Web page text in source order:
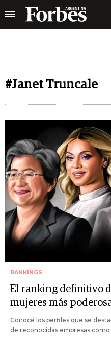
#Janet Truncale
RANKINGS
El ranking definitivo
mujeres más
Conocé los perfiles que se
de reconocidas empresas como